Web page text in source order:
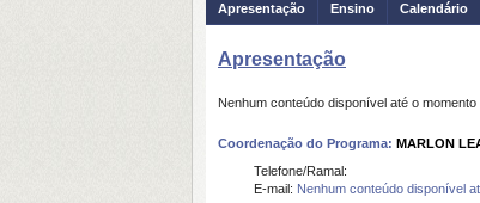
Apresentação Ensino Calendário
Apresentação
Nenhum conteúdo disponível até o momento
Coordenação do Programa: MARLON
Telefone/Ramal:
E-mail: Nenhum conteúdo disponível